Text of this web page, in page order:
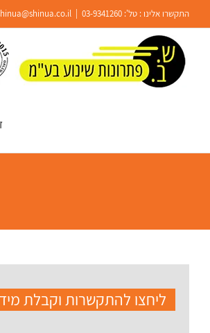
פתח סרגל נגישות
content
התקשרו אלינו : טל': 03-9341260
ליחצו להתקשרות וקבלת